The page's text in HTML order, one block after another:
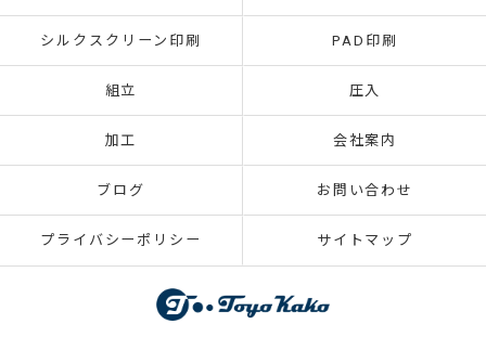
シルクスクリーン印刷 PAD印刷
組立 圧入
加工 会社案内
ブログ お問い合わせ
プライバシーポリシー サイトマップ